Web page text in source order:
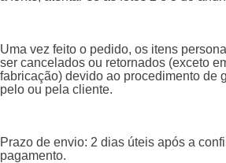
Uma vez feito o pedido, os itens
ser cancelados ou retornados (exceto
fabricação) devido ao procedimento de
pelo ou pela cliente.
Prazo de envio: 2 dias úteis após a
pagamento.